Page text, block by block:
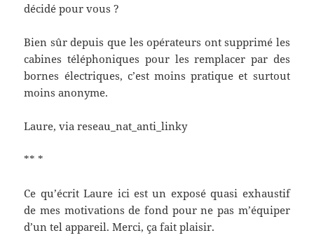
décidé pour vous ?
Bien sûr depuis que les opérateurs ont supprimé les
cabines téléphoniques pour les remplacer par des
bornes électriques, c’est moins pratique et surtout
moins anonyme.
Laure, via reseau_nat_anti_linky
** *
Ce qu’écrit Laure ici est un exposé quasi exhaustif
de mes motivations de fond pour ne pas m’équiper
d’un tel appareil. Merci, ça fait plaisir.